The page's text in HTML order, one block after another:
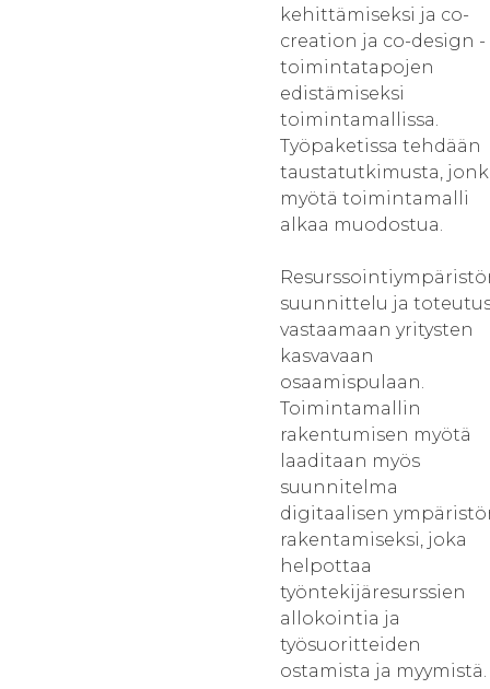
kehittämiseksi ja co-
creation ja co-design -
toimintatapojen
edistämiseksi
toimintamallissa.
Työpaketissa tehdään
taustatutkimusta,
myötä toimintamalli
alkaa muodostua.
suunnittelu ja
vastaamaan yritysten
kasvavaan
osaamispulaan.
Toimintamallin
rakentumisen myötä
laaditaan myös
suunnitelma
digitaalisen
rakentamiseksi, joka
helpottaa
työntekijäresurssien
allokointia ja
työsuoritteiden
ostamista ja myymistä.